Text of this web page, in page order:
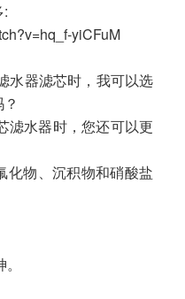
:
yiCFuM
水器滤芯时，我可以选
滤水器时，您还可以更
化物、沉积物和硝酸盐